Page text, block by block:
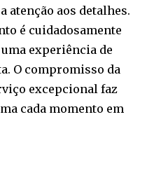
atenção aos detalhes.
é cuidadosamente
experiência de
O compromisso da
excepcional faz
cada momento em